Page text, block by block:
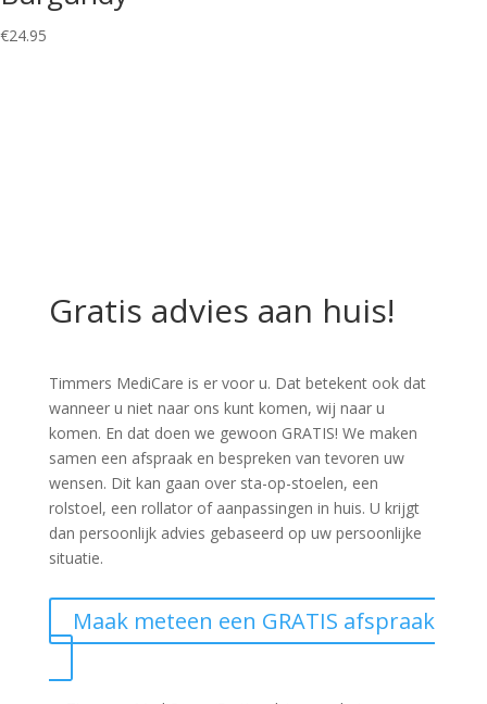
€24.95
Gratis advies aan huis!
Timmers MediCare is er voor u. Dat betekent ook dat
wanneer u niet naar ons kunt komen, wij naar u
komen. En dat doen we gewoon GRATIS! We maken
samen een afspraak en bespreken van tevoren uw
wensen. Dit kan gaan over sta-op-stoelen, een
rolstoel, een rollator of aanpassingen in huis. U krijgt
dan persoonlijk advies gebaseerd op uw persoonlijke
situatie.
Maak meteen een GRATIS afspraak